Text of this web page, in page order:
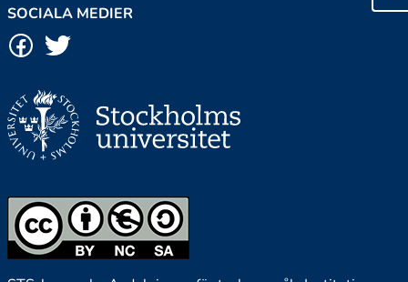
SOCIALA MEDIER